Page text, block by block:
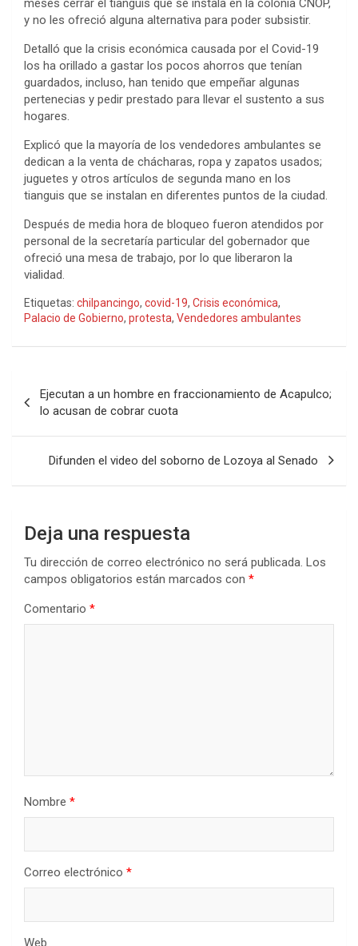
meses cerrar el tianguis que se instala en la colonia CNOP,
y no les ofreció alguna alternativa para poder subsistir.
Detalló que la crisis económica causada por el Covid-19
los ha orillado a gastar los pocos ahorros que tenían
guardados, incluso, han tenido que empeñar algunas
pertenecias y pedir prestado para llevar el sustento a sus
hogares.
Explicó que la mayoría de los vendedores ambulantes se
dedican a la venta de chácharas, ropa y zapatos usados;
juguetes y otros artículos de segunda mano en los
tianguis que se instalan en diferentes puntos de la ciudad.
Después de media hora de bloqueo fueron atendidos por
personal de la secretaría particular del gobernador que
ofreció una mesa de trabajo, por lo que liberaron la
vialidad.
Etiquetas: chilpancingo, covid-19, Crisis económica,
Palacio de Gobierno, protesta, Vendedores ambulantes
de
entradas
Ejecutan a un hombre en fraccionamiento de Acapulco;
lo acusan de cobrar cuota
Difunden el video del soborno de Lozoya al Senado
Deja una respuesta
Tu dirección de correo electrónico no será publicada. Los
campos obligatorios están marcados con *
Comentario *
Nombre *
Correo electrónico *
Web